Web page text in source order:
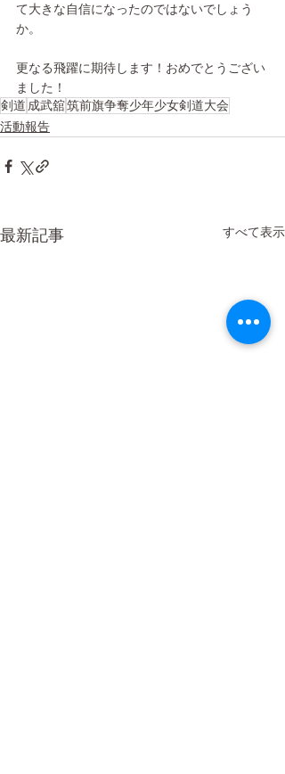
て大きな自信になったのではないでしょう
か。
更なる飛躍に期待します！おめでとうござい
ました！
剣道 成武舘筑前旗争奪少年少女剣道大会
活動報告
最新記事 すべて表示